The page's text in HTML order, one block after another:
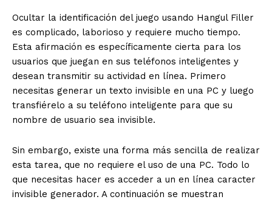
Ocultar la identificación del juego usando Hangul Filler
es complicado, laborioso y requiere mucho tiempo.
Esta afirmación es específicamente cierta para los
usuarios que juegan en sus teléfonos inteligentes y
desean transmitir su actividad en línea. Primero
necesitas generar un texto invisible en una PC y luego
transfiérelo a su teléfono inteligente para que su
nombre de usuario sea invisible.
Sin embargo, existe una forma más sencilla de realizar
esta tarea, que no requiere el uso de una PC. Todo lo
que necesitas hacer es acceder a un en línea caracter
invisible generador. A continuación se muestran